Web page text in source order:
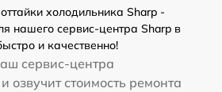
холодильника Sharp -
нашего сервис-центра Sharp в
и качественно!
сервис-центра
озвучит стоимость ремонта